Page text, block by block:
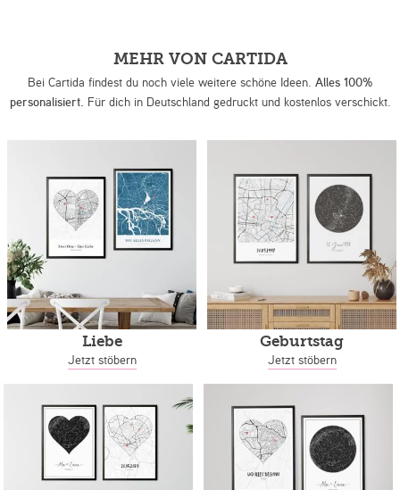
MEHR VON CARTIDA
Bei Cartida findest du noch viele weitere schöne Ideen. Alles 100%
personalisiert. Für dich in Deutschland gedruckt und kostenlos verschickt.
Liebe
Jetzt stöbern
Geburtstag
Jetzt stöbern